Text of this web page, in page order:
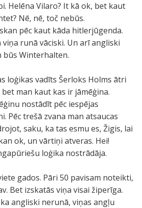
Helēna Vilaro? It kā ok, bet kaut
Nē, nē, toč nebūs.
pēc kaut kāda hitlerjūgenda.
viņa runā vāciski. Un arī angliski
būs Winterhalten.
loģikas vadīts Šerloks Holms ātri
man kaut kas ir jāmēģina.
nostādīt pēc iespējas
Pēc trešā zvana man atsaucas
saku, ka tas esmu es, Žigis, lai
ok, un vārtiņi atveras. Hei!
loģika nostrādāja.
gados. Pāri 50 pavisam noteikti,
Bet izskatās viņa visai žiperīga.
angliski nerunā, viņas angļu